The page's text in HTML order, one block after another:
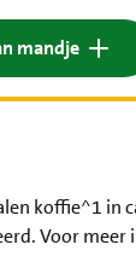
mandje
koffie^1 in
Voor